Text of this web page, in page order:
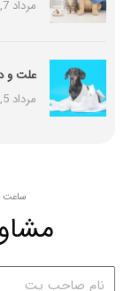
مرداد 7, 1405
علت و
مرداد 5, 1405
ساعت